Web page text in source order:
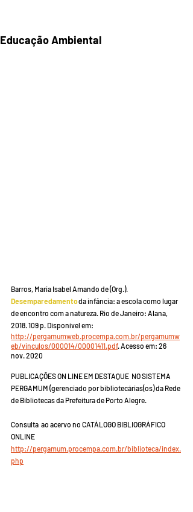
Educação Ambiental
Barros, Maria Isabel Amando de (Org.).
Desemparedamentoda infância: a escola como lugar
de encontro com a natureza. Rio de Janeiro: Alana,
2018. 109 p. Disponível em:
http://pergamumweb.procempa.com.br/pergamumw
eb/vinculos/000014/00001411.pdf. Acesso em: 26
nov. 2020
PUBLICAÇÕES ON LINE EM DESTAQUE  NO SISTEMA
PERGAMUM (gerenciado por bibliotecárias(os) da Rede
de Bibliotecas da Prefeitura de Porto Alegre.
Consulta  ao acervo no CATÁLOGO BIBLIOGRÁFICO
ONLINE
http://pergamum.procempa.com.br/biblioteca/index.
php